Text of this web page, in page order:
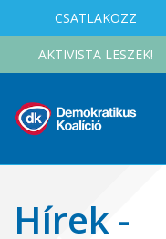
CSATLAKOZZ
AKTIVISTA LESZEK!
Hírek -